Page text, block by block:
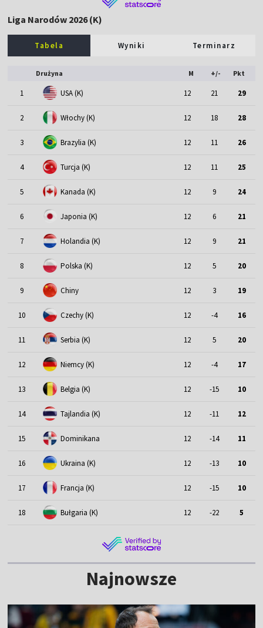
Liga Narodów 2026 (K)
Tabela Wyniki Terminarz
Drużyna M +/- Pkt
1 USA (K) 12 21 29
2 Włochy (K) 12 18 28
3 Brazylia (K) 12 11 26
4 Turcja (K) 12 11 25
5 Kanada (K) 12 9 24
6 Japonia (K) 12 6 21
7 Holandia (K) 12 9 21
8 Polska (K) 12 5 20
9 Chiny 12 3 19
10 Czechy (K) 12 -4 16
11 Serbia (K) 12 5 20
12 Niemcy (K) 12 -4 17
13 Belgia (K) 12 -15 10
14 Tajlandia (K) 12 -11 12
15 Dominikana 12 -14 11
16 Ukraina (K) 12 -13 10
17 Francja (K) 12 -15 10
18 Bułgaria (K) 12 -22 5
Najnowsze